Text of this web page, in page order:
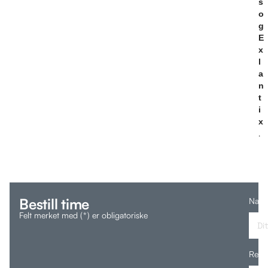
o
g
E
x
l
a
n
t
i
x
.
Bestill time
Felt merket med (*) er obligatoriske